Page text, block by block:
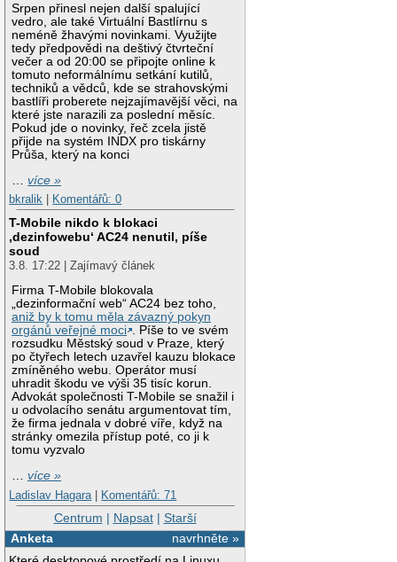
Srpen přinesl nejen další spalující
vedro, ale také Virtuální Bastlírnu s
neméně žhavými novinkami. Využijte
tedy předpovědi na deštivý čtvrteční
večer a od 20:00 se připojte online k
tomuto neformálnímu setkání kutilů,
techniků a vědců, kde se strahovskými
bastlíři proberete nejzajímavější věci, na
které jste narazili za poslední měsíc.
Pokud jde o novinky, řeč zcela jistě
přijde na systém INDX pro tiskárny
Průša, který na konci
…více »
bkralik
Komentářů: 0
T-Mobile nikdo k blokaci
‚dezinfowebu‘ AC24 nenutil, píše
soud
3.8. 17:22 | Zajímavý článek
Firma T-Mobile blokovala
„dezinformační web“ AC24 bez toho,
aniž by k tomu měla závazný pokyn
orgánů veřejné moci . Píše to ve svém
rozsudku Městský soud v Praze, který
po čtyřech letech uzavřel kauzu blokace
zmíněného webu. Operátor musí
uhradit škodu ve výši 35 tisíc korun.
Advokát společnosti T-Mobile se snažil i
u odvolacího senátu argumentovat tím,
že firma jednala v dobré víře, když na
stránky omezila přístup poté, co ji k
tomu vyzvalo
…více »
Ladislav Hagara | Komentářů: 71
Centrum | Napsat| Starší
navrhněte »
Anketa